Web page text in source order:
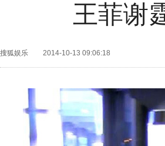
王菲谢
搜狐娱乐 2014-10-13 09:06:18